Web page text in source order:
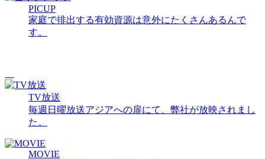
PICUP
家庭で排出する有効資源は意外にたくさんあるんで
す。
TV放送
毎週日曜放送アジアへの扉にて、弊社が放映されまし
た。
MOVIE